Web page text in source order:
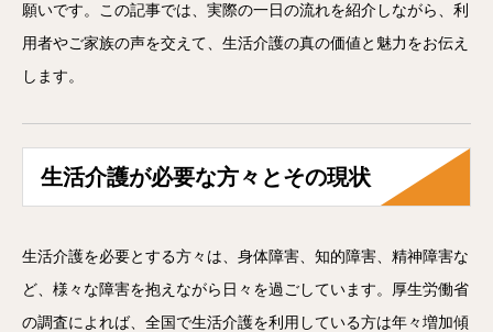
願いです。この記事では、実際の一日の流れを紹介しながら、利
用者やご家族の声を交えて、生活介護の真の価値と魅力をお伝え
します。
生活介護が必要な方々とその現状
生活介護を必要とする方々は、身体障害、知的障害、精神障害な
ど、様々な障害を抱えながら日々を過ごしています。厚生労働省
の調査によれば、全国で生活介護を利用している方は年々増加傾